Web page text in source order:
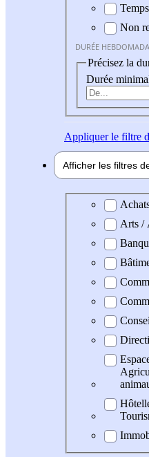
Non
DURÉE
Précisez la
Durée
Appliquerle filtre
Afficher les filtres
Domaine
Arts /